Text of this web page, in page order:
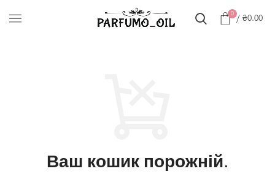
0 / ₴0.00
Ваш кошик порожній.